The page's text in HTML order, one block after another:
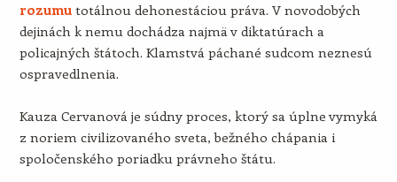
rozumutotálnou dehonestáciou práva. V novodobých
dejinách k nemu dochádza najmä v diktatúrach a
policajných štátoch. Klamstvá páchané sudcom neznesú
ospravedlnenia.
Kauza Cervanová je súdny proces, ktorý sa úplne vymyká
z noriem civilizovaného sveta, bežného chápania i
spoločenského poriadku právneho štátu.